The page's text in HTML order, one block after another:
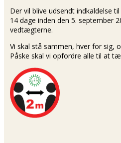
Der vil blive udsendt indkaldelse
14 dage inden den 5. september
vedtægterne.
Vi skal stå sammen, hver for sig,
Påske skal vi opfordre alle til at